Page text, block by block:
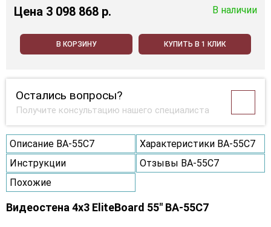
Цена 3 098 868 p. В наличии
В КОРЗИНУ КУПИТЬ В 1 КЛИК
Остались вопросы?
Получите консультацию нашего специалиста
Описание BA-55C7
Характеристики BA-55C7
Инструкции
Отзывы BA-55C7
Похожие
Видеостена 4x3 EliteBoard 55" BA-55C7